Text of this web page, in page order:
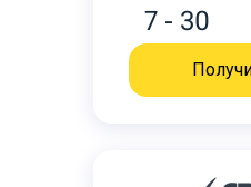
7 - 30